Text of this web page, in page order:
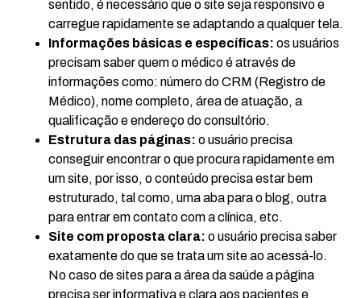
sentido, é necessário que o site seja responsivo e
carregue rapidamente se adaptando a qualquer tela.
Informações básicas e específicas: os usuários
precisam saber quem o médico é através de
informações como: número do CRM (Registro de
Médico), nome completo, área de atuação, a
qualificação e endereço do consultório.
Estrutura das páginas: o usuário precisa
conseguir encontrar o que procura rapidamente em
um site, por isso, o conteúdo precisa estar bem
estruturado, tal como, uma aba para o blog, outra
para entrar em contato com a clínica, etc.
Site com proposta clara: o usuário precisa saber
exatamente do que se trata um site ao acessá-lo.
No caso de sites para a área da saúde a página
precisa ser informativa e clara aos pacientes e